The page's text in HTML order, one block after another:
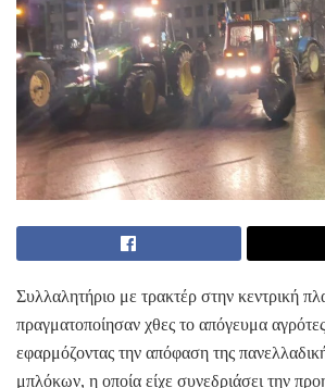
Συλλαλητήριο με τρακτέρ στην κεντρική
πραγματοποίησαν χθες το απόγευμα
εφαρμόζοντας την απόφαση της
μπλόκων, η οποία είχε συνεδριάσει την